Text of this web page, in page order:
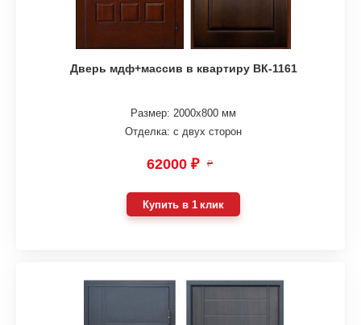
Дверь мдф+массив в квартиру ВК-1161
Размер: 2000х800 мм
Отделка: с двух сторон
62000 ₽ ₽
Купить в 1 клик